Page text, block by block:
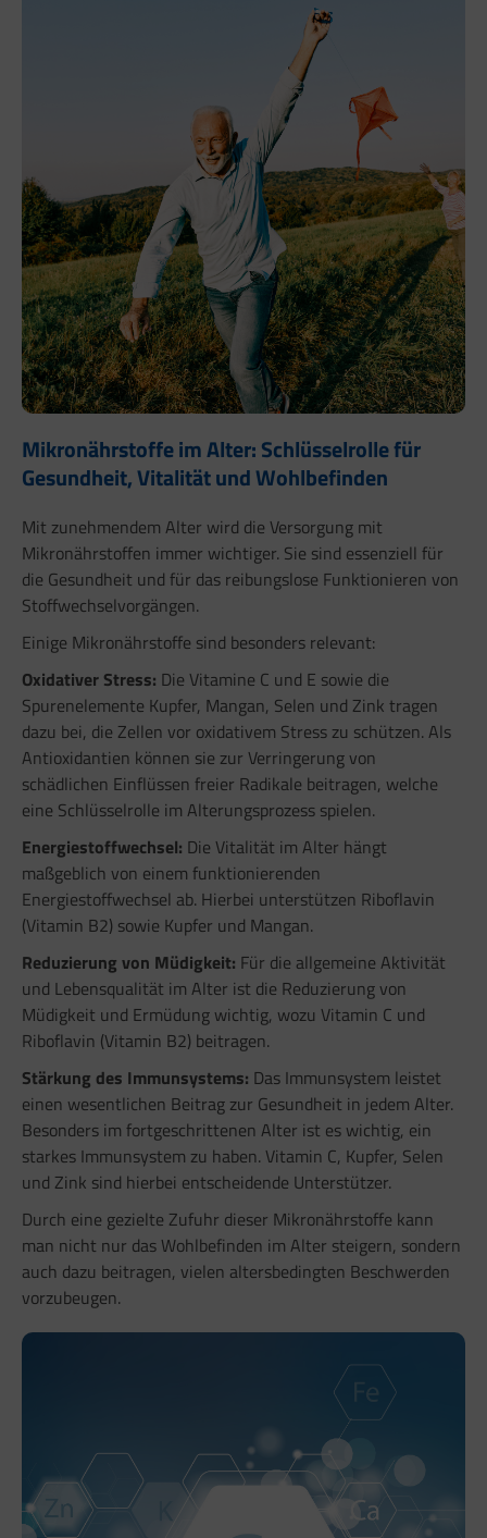
Mikronährstoffe im Alter: Schlüsselrolle für
Gesundheit, Vitalität und Wohlbefinden
Mit zunehmendem Alter wird die Versorgung mit
Mikronährstoffen immer wichtiger. Sie sind essenziell für
die Gesundheit und für das reibungslose Funktionieren von
Stoffwechselvorgängen.
Einige Mikronährstoffe sind besonders relevant:
Oxidativer Stress: Die Vitamine C und E sowie die
Spurenelemente Kupfer, Mangan, Selen und Zink tragen
dazu bei, die Zellen vor oxidativem Stress zu schützen. Als
Antioxidantien können sie zur Verringerung von
schädlichen Einflüssen freier Radikale beitragen, welche
eine Schlüsselrolle im Alterungsprozess spielen.
Energiestoffwechsel: Die Vitalität im Alter hängt
maßgeblich von einem funktionierenden
Energiestoffwechsel ab. Hierbei unterstützen Riboflavin
(Vitamin B2) sowie Kupfer und Mangan.
Reduzierung von Müdigkeit: Für die allgemeine Aktivität
und Lebensqualität im Alter ist die Reduzierung von
Müdigkeit und Ermüdung wichtig, wozu Vitamin C und
Riboflavin (Vitamin B2) beitragen.
Stärkung des Immunsystems: Das Immunsystem leistet
einen wesentlichen Beitrag zur Gesundheit in jedem Alter.
Besonders im fortgeschrittenen Alter ist es wichtig, ein
starkes Immunsystem zu haben. Vitamin C, Kupfer, Selen
und Zink sind hierbei entscheidende Unterstützer.
Durch eine gezielte Zufuhr dieser Mikronährstoffe kann
man nicht nur das Wohlbefinden im Alter steigern, sondern
auch dazu beitragen, vielen altersbedingten Beschwerden
vorzubeugen.